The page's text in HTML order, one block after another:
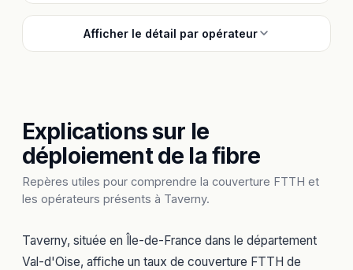
Afficher le détail par opérateur
Explications sur le
déploiement de la fibre
Repères utiles pour comprendre la couverture FTTH et
les opérateurs présents à Taverny.
Taverny, située en Île-de-France dans le département
Val-d'Oise, affiche un taux de couverture FTTH de